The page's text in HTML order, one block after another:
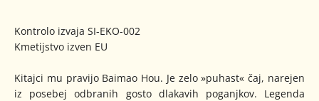
Kontrolo izvaja SI-EKO-002
Kmetijstvo izven EU
Kitajci mu pravijo Baimao Hou. Je zelo »puhast« čaj, narejen
iz posebej odbranih gosto dlakavih poganjkov. Legenda